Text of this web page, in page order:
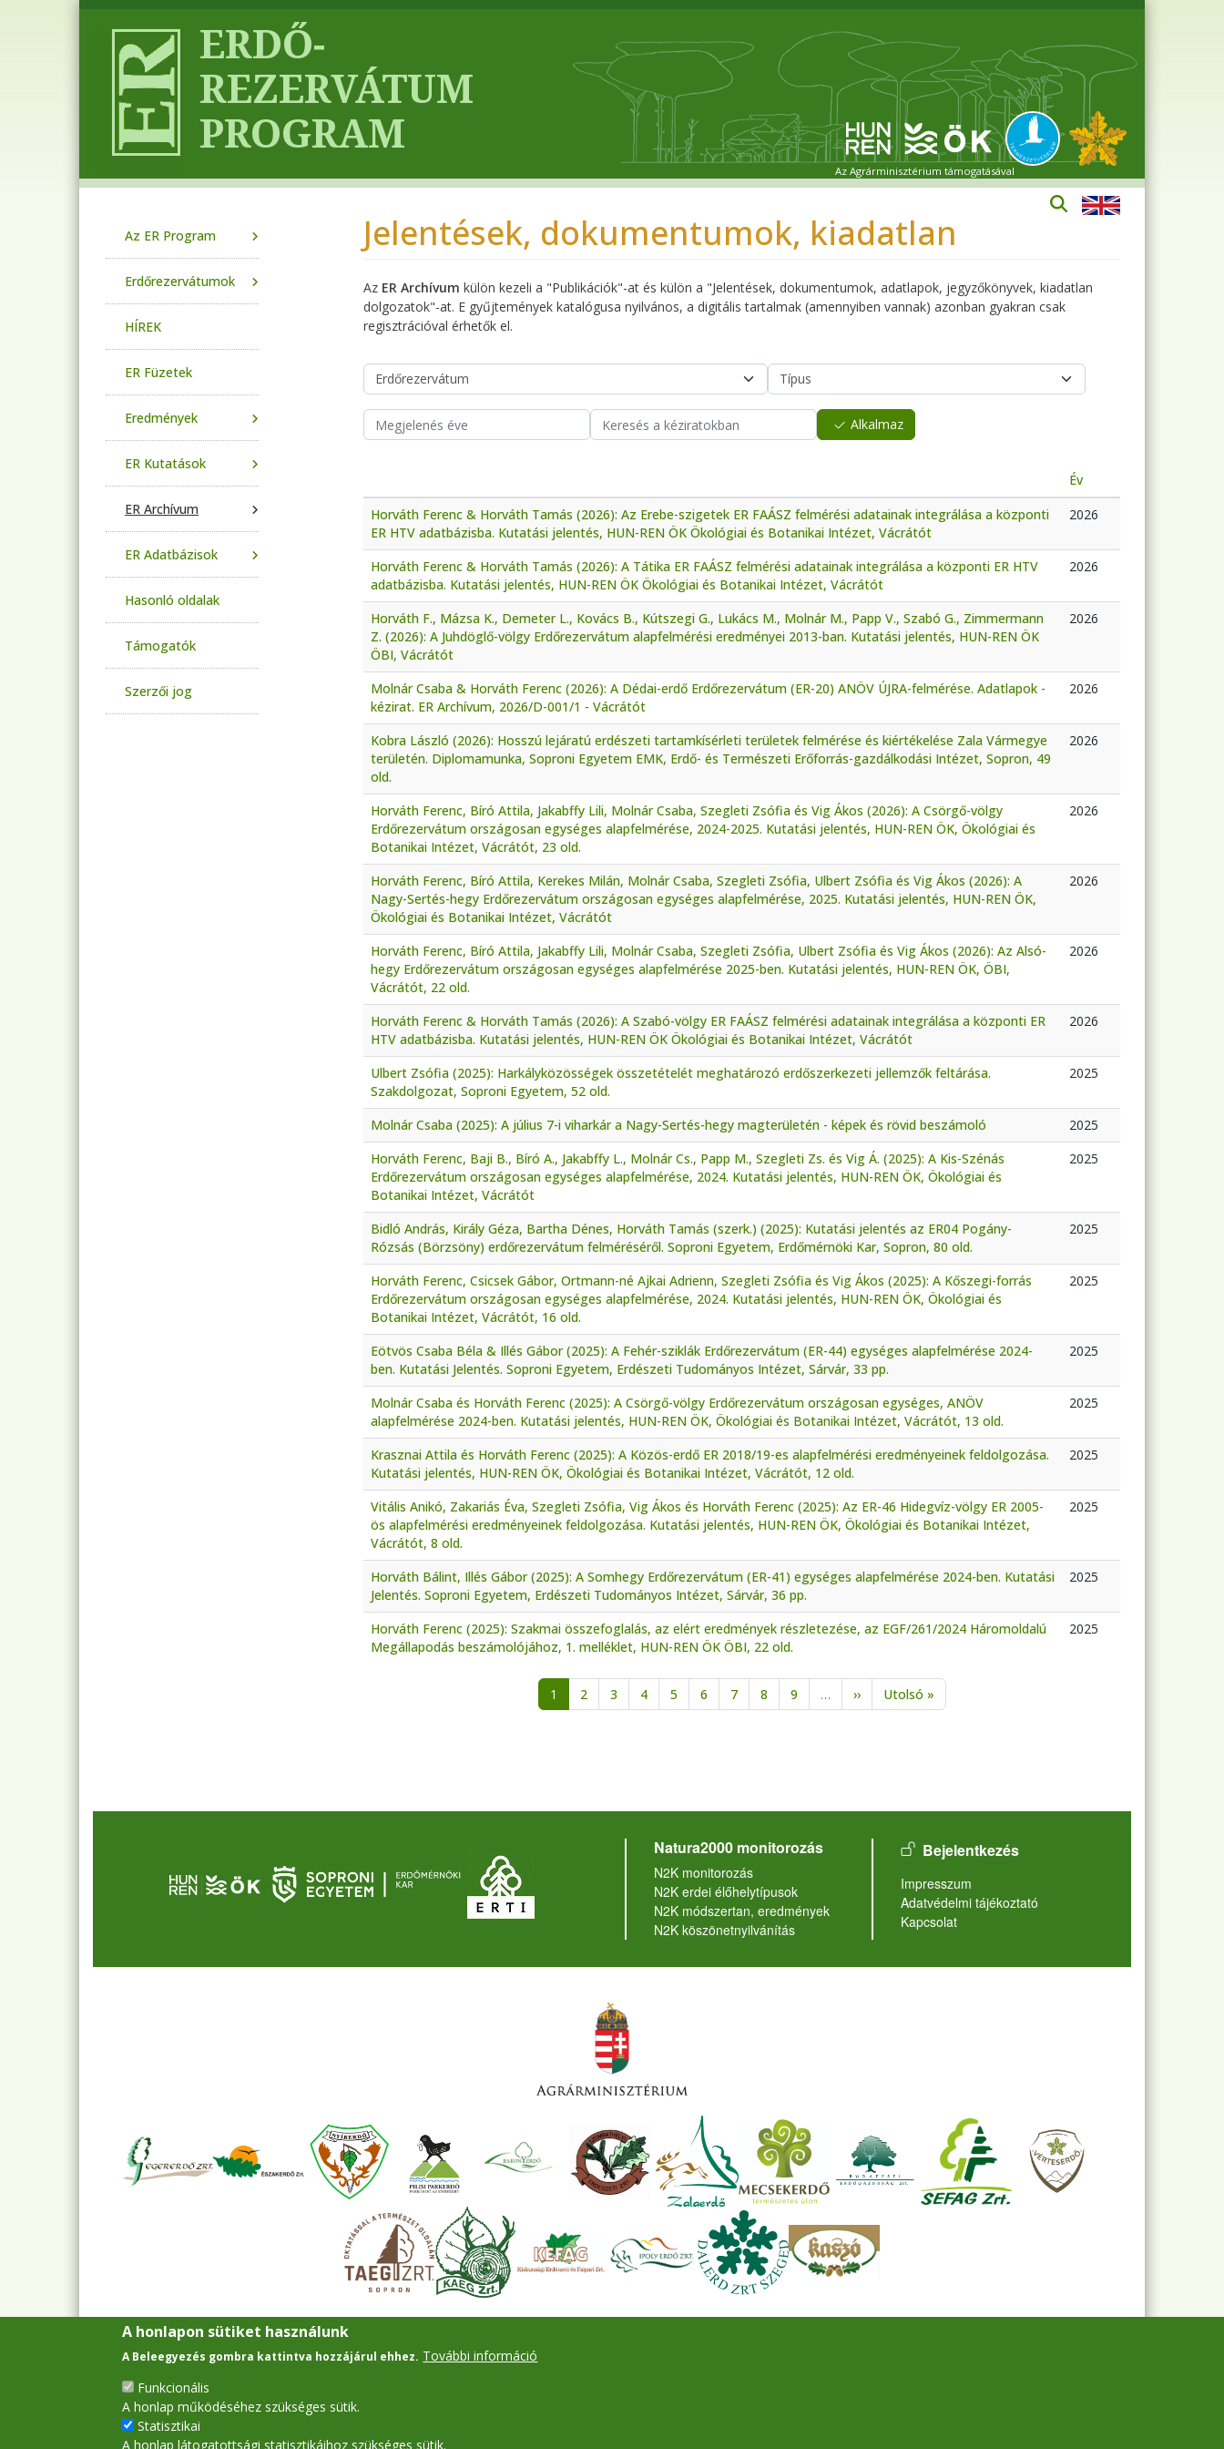
Az Agrárminisztérium támogatásával
Jelentések, dokumentumok, kiadatlan
Az ER Archívum külön kezeli a "Publikációk"-at és külön a "Jelentések, dokumentumok, adatlapok, jegyzőkönyvek, kiadatlan
dolgozatok"-at. E gyűjtemények katalógusa nyilvános, a digitális tartalmak (amennyiben vannak) azonban gyakran csak
regisztrációval érhetők el.
Alkalmaz
Év
Horváth Ferenc & Horváth Tamás (2026): Az Erebe-szigetek ER FAÁSZ felmérési adatainak integrálása a központi
ER HTV adatbázisba. Kutatási jelentés, HUN-REN ÖK Ökológiai és Botanikai Intézet, Vácrátót
2026
Horváth Ferenc & Horváth Tamás (2026): A Tátika ER FAÁSZ felmérési adatainak integrálása a központi ER HTV
adatbázisba. Kutatási jelentés, HUN-REN ÖK Ökológiai és Botanikai Intézet, Vácrátót
2026
Horváth F., Mázsa K., Demeter L., Kovács B., Kútszegi G., Lukács M., Molnár M., Papp V., Szabó G., Zimmermann
Z. (2026): A Juhdöglő-völgy Erdőrezervátum alapfelmérési eredményei 2013-ban. Kutatási jelentés, HUN-REN ÖK
ÖBI, Vácrátót
2026
Molnár Csaba & Horváth Ferenc (2026): A Dédai-erdő Erdőrezervátum (ER-20) ANÖV ÚJRA-felmérése. Adatlapok -
kézirat. ER Archívum, 2026/D-001/1 - Vácrátót
2026
Kobra László (2026): Hosszú lejáratú erdészeti tartamkísérleti területek felmérése és kiértékelése Zala Vármegye
területén. Diplomamunka, Soproni Egyetem EMK, Erdő- és Természeti Erőforrás-gazdálkodási Intézet, Sopron, 49
old.
2026
Horváth Ferenc, Bíró Attila, Jakabffy Lili, Molnár Csaba, Szegleti Zsófia és Vig Ákos (2026): A Csörgő-völgy
Erdőrezervátum országosan egységes alapfelmérése, 2024-2025. Kutatási jelentés, HUN-REN ÖK, Ökológiai és
Botanikai Intézet, Vácrátót, 23 old.
2026
Horváth Ferenc, Bíró Attila, Kerekes Milán, Molnár Csaba, Szegleti Zsófia, Ulbert Zsófia és Vig Ákos (2026): A
Nagy-Sertés-hegy Erdőrezervátum országosan egységes alapfelmérése, 2025. Kutatási jelentés, HUN-REN ÖK,
Ökológiai és Botanikai Intézet, Vácrátót
2026
Horváth Ferenc, Bíró Attila, Jakabffy Lili, Molnár Csaba, Szegleti Zsófia, Ulbert Zsófia és Vig Ákos (2026): Az Alsó-
hegy Erdőrezervátum országosan egységes alapfelmérése 2025-ben. Kutatási jelentés, HUN-REN ÖK, ÖBI,
Vácrátót, 22 old.
2026
Horváth Ferenc & Horváth Tamás (2026): A Szabó-völgy ER FAÁSZ felmérési adatainak integrálása a központi ER
HTV adatbázisba. Kutatási jelentés, HUN-REN ÖK Ökológiai és Botanikai Intézet, Vácrátót
2026
Ulbert Zsófia (2025): Harkályközösségek összetételét meghatározó erdőszerkezeti jellemzők feltárása.
Szakdolgozat, Soproni Egyetem, 52 old.
2025
Molnár Csaba (2025): A július 7-i viharkár a Nagy-Sertés-hegy magterületén - képek és rövid beszámoló
2025
Horváth Ferenc, Baji B., Bíró A., Jakabffy L., Molnár Cs., Papp M., Szegleti Zs. és Vig Á. (2025): A Kis-Szénás
Erdőrezervátum országosan egységes alapfelmérése, 2024. Kutatási jelentés, HUN-REN ÖK, Ökológiai és
Botanikai Intézet, Vácrátót
2025
Bidló András, Király Géza, Bartha Dénes, Horváth Tamás (szerk.) (2025): Kutatási jelentés az ER04 Pogány-
Rózsás (Börzsöny) erdőrezervátum felméréséről. Soproni Egyetem, Erdőmérnöki Kar, Sopron, 80 old.
2025
Horváth Ferenc, Csicsek Gábor, Ortmann-né Ajkai Adrienn, Szegleti Zsófia és Vig Ákos (2025): A Kőszegi-forrás
Erdőrezervátum országosan egységes alapfelmérése, 2024. Kutatási jelentés, HUN-REN ÖK, Ökológiai és
Botanikai Intézet, Vácrátót, 16 old.
2025
Eötvös Csaba Béla & Illés Gábor (2025): A Fehér-sziklák Erdőrezervátum (ER-44) egységes alapfelmérése 2024-
ben. Kutatási Jelentés. Soproni Egyetem, Erdészeti Tudományos Intézet, Sárvár, 33 pp.
2025
Molnár Csaba és Horváth Ferenc (2025): A Csörgő-völgy Erdőrezervátum országosan egységes, ANÖV
alapfelmérése 2024-ben. Kutatási jelentés, HUN-REN ÖK, Ökológiai és Botanikai Intézet, Vácrátót, 13 old.
2025
Krasznai Attila és Horváth Ferenc (2025): A Közös-erdő ER 2018/19-es alapfelmérési eredményeinek feldolgozása.
Kutatási jelentés, HUN-REN ÖK, Ökológiai és Botanikai Intézet, Vácrátót, 12 old.
2025
Vitális Anikó, Zakariás Éva, Szegleti Zsófia, Vig Ákos és Horváth Ferenc (2025): Az ER-46 Hidegvíz-völgy ER 2005-
ös alapfelmérési eredményeinek feldolgozása. Kutatási jelentés, HUN-REN ÖK, Ökológiai és Botanikai Intézet,
Vácrátót, 8 old.
2025
Horváth Bálint, Illés Gábor (2025): A Somhegy Erdőrezervátum (ER-41) egységes alapfelmérése 2024-ben. Kutatási
Jelentés. Soproni Egyetem, Erdészeti Tudományos Intézet, Sárvár, 36 pp.
2025
Horváth Ferenc (2025): Szakmai összefoglalás, az elért eredmények részletezése, az EGF/261/2024 Háromoldalú
Megállapodás beszámolójához, 1. melléklet, HUN-REN ÖK ÖBI, 22 old.
2025
1 2 3 4 5 6 7 8 9 … ››Következő oldal
Utolsó »Utolsó oldal
Az ER Program
Erdőrezervátumok
HÍREK
ER Füzetek
Eredmények
ER Kutatások
ER Archívum
ER Adatbázisok
Hasonló oldalak
Támogatók
Szerzői jog
Natura2000 monitorozás
N2K monitorozás
N2K erdei élőhelytípusok
N2K módszertan, eredmények
N2K köszönetnyilvánítás
User account menu
Bejelentkezés
Lábléc
Impresszum
Adatvédelmi tájékoztató
Kapcsolat
A honlapon sütiket használunk
A Beleegyezés gombra kattintva hozzájárul ehhez. További információ
Funkcionális
A honlap működéséhez szükséges sütik.
Statisztikai
A honlap látogatottsági statisztikáihoz szükséges sütik.